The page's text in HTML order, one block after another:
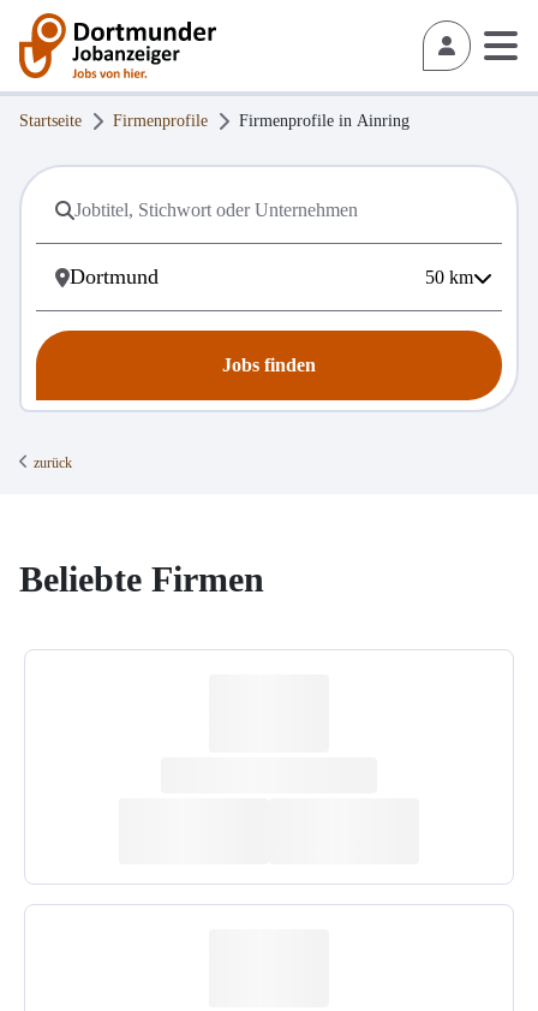
Startseite Firmenprofile Firmenprofile in Ainring
50 km
Jobs finden
zurück
Beliebte Firmen